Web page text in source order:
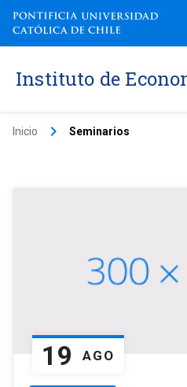
Instituto de
Inicio keyboard_arrow_right Seminarios
19 AGO